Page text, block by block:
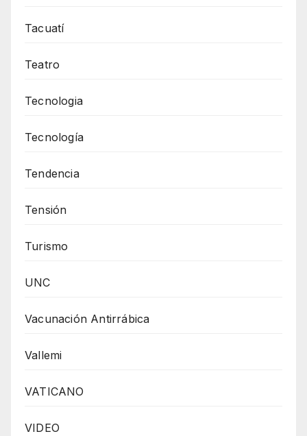
Tacuatí
Teatro
Tecnologia
Tecnología
Tendencia
Tensión
Turismo
UNC
Vacunación Antirrábica
Vallemi
VATICANO
VIDEO